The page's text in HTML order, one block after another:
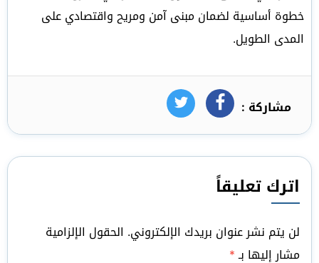
خطوة أساسية لضمان مبنى آمن ومريح واقتصادي على
المدى الطويل.
مشاركة : فيسبوكتويتر
اترك تعليقاً
لن يتم نشر عنوان بريدك الإلكتروني. الحقول الإلزامية
مشار إليها بـ*